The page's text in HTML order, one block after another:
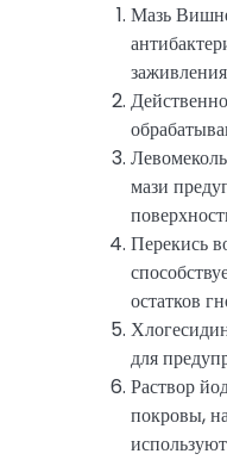
Мазь
мази
Перекись
остатков
для
Раствор
покровы,